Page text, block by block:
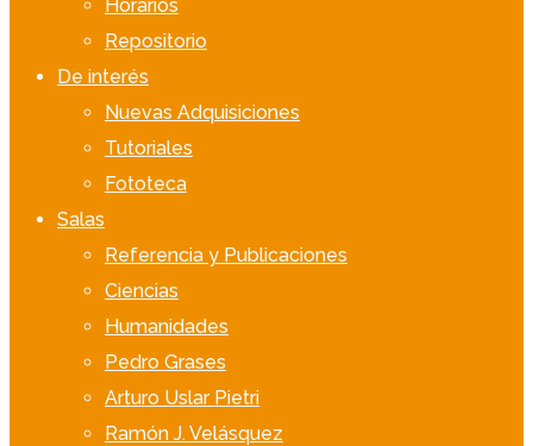
Horarios
Repositorio
De interés
Nuevas Adquisiciones
Tutoriales
Fototeca
Salas
Referencia y Publicaciones
Ciencias
Humanidades
Pedro Grases
Arturo Uslar Pietri
Ramón J. Velásquez